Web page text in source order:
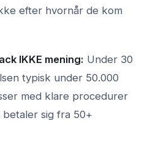
efter hvornår de kom
IKKE mening: Under 30
typisk under 50.000
med klare procedurer
sig fra 50+